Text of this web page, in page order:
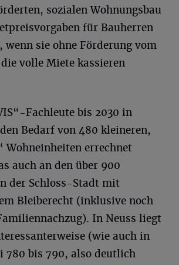
sozialen Wohnungsbau
für Bauherren
wenn sie ohne Förderung vom
volle Miete kassieren
Fachleute bis 2030 in
Bedarf von 480 kleineren,
Wohneinheiten errechnet
auch an den über 900
der Schloss-Stadt mit
Bleiberecht (inklusive noch
In Neuss liegt
(wie auch in
780 bis 790, also deutlich